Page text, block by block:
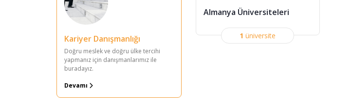
Kariyer Danışmanlığı
Doğru meslek ve doğru ülke tercihi
yapmanız için danışmanlarımız ile
buradayız.
Devamı
Almanya Üniversiteleri
1 üniversite